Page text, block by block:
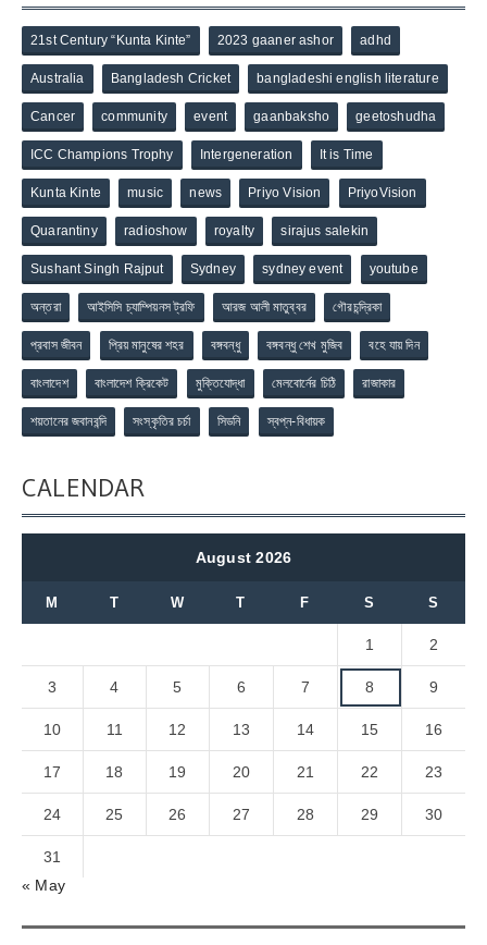
21st Century “Kunta Kinte” 2023 gaaner ashor adhd
Australia Bangladesh Cricket bangladeshi english literature
Cancer community event gaanbaksho geetoshudha
ICC Champions Trophy Intergeneration It is Time
Kunta Kinte music news Priyo Vision PriyoVision
Quarantiny radioshow royalty sirajus salekin
Sushant Singh Rajput Sydney sydney event youtube
অন্তরা আইসিসি চ্যাম্পিয়নস ট্রফি আরজ আলী মাতুব্বর গৌরচন্দ্রিকা
প্রবাস জীবন প্রিয় মানুষের শহর বঙ্গবন্ধু বঙ্গবন্ধু শেখ মুজিব বহে যায় দিন
বাংলাদেশ বাংলাদেশ ক্রিকেট মুক্তিযোদ্ধা মেলবোর্নের চিঠি রাজাকার
শয়তানের জবানবন্দি সংস্কৃতির চর্চা সিডনি স্বপ্ন-বিধায়ক
CALENDAR
August 2026
M T W T F S S
1 2
3 4 5 6 7 8 9
10 11 12 13 14 15 16
17 18 19 20 21 22 23
24 25 26 27 28 29 30
31
« May